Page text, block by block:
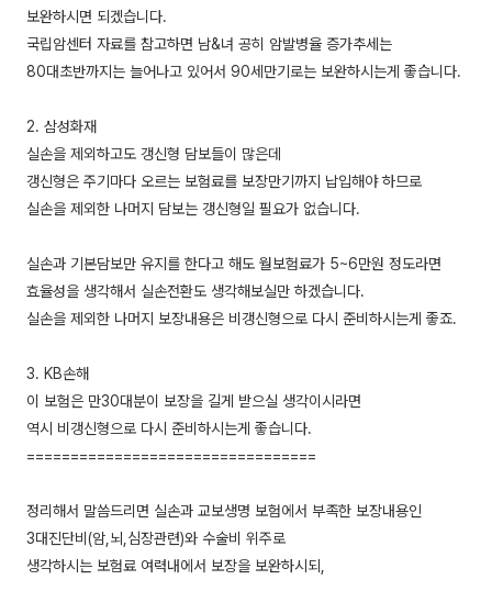
보완하시면 되겠습니다.
국립암센터 자료를 참고하면 남&녀 공히 암발병율 증가추세는
80대초반까지는 늘어나고 있어서 90세만기로는 보완하시는게 좋습니다.
2. 삼성화재
실손을 제외하고도 갱신형 담보들이 많은데
갱신형은 주기마다 오르는 보험료를 보장만기까지 납입해야 하므로
실손을 제외한 나머지 담보는 갱신형일 필요가 없습니다.
실손과 기본담보만 유지를 한다고 해도 월보험료가 5~6만원 정도라면
효율성을 생각해서 실손전환도 생각해보실만 하겠습니다.
실손을 제외한 나머지 보장내용은 비갱신형으로 다시 준비하시는게 좋죠.
3. KB손해
이 보험은 만30대분이 보장을 길게 받으실 생각이시라면
역시 비갱신형으로 다시 준비하시는게 좋습니다.
=================================
정리해서 말씀드리면 실손과 교보생명 보험에서 부족한 보장내용인
3대진단비(암,뇌,심장관련)와 수술비 위주로
생각하시는 보험료 여력내에서 보장을 보완하시되,